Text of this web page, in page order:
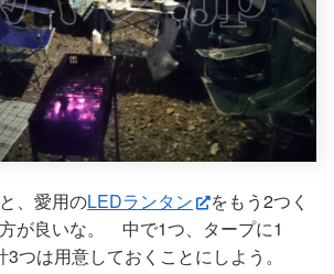
、愛用のLEDランタン
をもう2つく
が良いな。 中で1つ、タープに1
つは用意しておくことにしよう。